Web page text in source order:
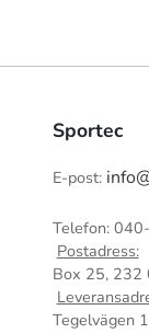
Sportec
E-post:
Telefon:
Postadress:
Box 25, 232
Tegelvägen